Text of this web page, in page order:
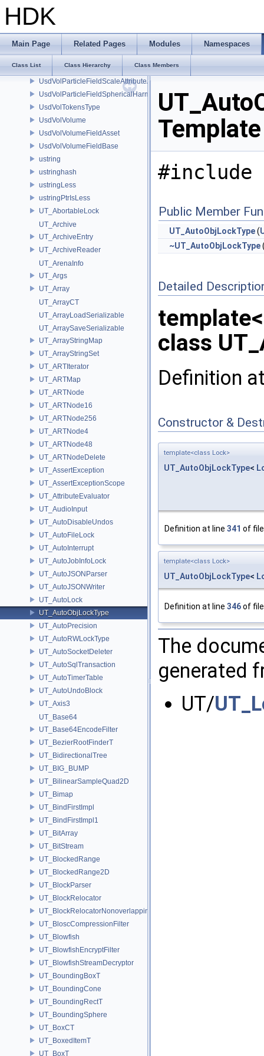
HDK
Main Page Related Pages Modules Namespaces
Class List Class Hierarchy Class Members
UsdVolParticleFieldOpacityAttributeAPI
UsdVolParticleFieldPositionAttributeAPI
UsdVolParticleFieldPositionBaseAPI
UsdVolParticleFieldRadianceBaseAPI
UsdVolParticleFieldScaleAttributeAPI
UsdVolParticleFieldSphericalHarmonicsAttributeAPI
UsdVolTokensType
UsdVolVolume
UsdVolVolumeFieldAsset
UsdVolVolumeFieldBase
ustring
ustringhash
ustringLess
ustringPtrIsLess
UT_AbortableLock
UT_Archive
UT_ArchiveEntry
UT_ArchiveReader
UT_ArenaInfo
UT_Args
UT_Array
UT_ArrayCT
UT_ArrayLoadSerializable
UT_ArraySaveSerializable
UT_ArrayStringMap
UT_ArrayStringSet
UT_ARTIterator
UT_ARTMap
UT_ARTNode
UT_ARTNode16
UT_ARTNode256
UT_ARTNode4
UT_ARTNode48
UT_ARTNodeDelete
UT_AssertException
UT_AssertExceptionScope
UT_AttributeEvaluator
UT_AudioInput
UT_AutoDisableUndos
UT_AutoFileLock
UT_AutoInterrupt
UT_AutoJobInfoLock
UT_AutoJSONParser
UT_AutoJSONWriter
UT_AutoLock
UT_AutoObjLockType
UT_AutoPrecision
UT_AutoRWLockType
UT_AutoSocketDeleter
UT_AutoSqlTransaction
UT_AutoTimerTable
UT_AutoUndoBlock
UT_Axis3
UT_Base64
UT_Base64EncodeFilter
UT_BezierRootFinderT
UT_BidirectionalTree
UT_BIG_BUMP
UT_BilinearSampleQuad2D
UT_Bimap
UT_BindFirstImpl
UT_BindFirstImpl1
UT_BitArray
UT_BitStream
UT_BlockedRange
UT_BlockedRange2D
UT_BlockParser
UT_BlockRelocator
UT_BlockRelocatorNonoverlapping
UT_BloscCompressionFilter
UT_Blowfish
UT_BlowfishEncryptFilter
UT_BlowfishStreamDecryptor
UT_BoundingBoxT
UT_BoundingCone
UT_BoundingRectT
UT_BoundingSphere
UT_BoxCT
UT_BoxedItemT
UT_BoxT
#include
Public Member
UT_AutoObjLockType(
~UT_AutoObjLockType
Detailed
class
Definition
Constructor &
template<class Lock>
UT_AutoObjLockType<
Definition at line 341 of
template<class Lock>
UT_AutoObjLockType<
Definition at line 346of
The
generated
UT/